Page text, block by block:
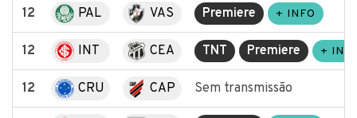
12 PAL VAS Premiere + INFO
12 INT CEA TNT Premiere +
12 CRU CAP Sem transmissão